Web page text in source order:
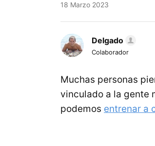
18 Marzo 2023
Delgado
Colaborador
Muchas personas
vinculado a la gente
podemos entrenar a